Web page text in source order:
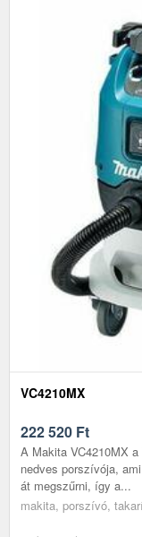
VC4210MX
222 520 Ft
A Makita VC4210MX
nedves porszívója,
át megszűrni, így a...
makita, porszívó,